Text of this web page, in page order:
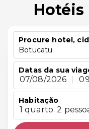
Procure hotel,
Botucatu
Datas da sua
07/08/2026
Habitação
1 quarto. 2